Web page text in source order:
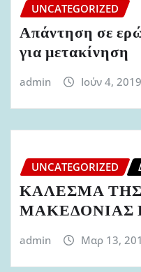
UNCATEGORIZED
Απάντηση σε
για μετακίνηση
admin Ιούν 4, 2019
UNCATEGORIZED
ΚΑΛΕΣΜΑ
ΜΑΚΕΔΟΝΙΑΣ
admin Μαρ 13,